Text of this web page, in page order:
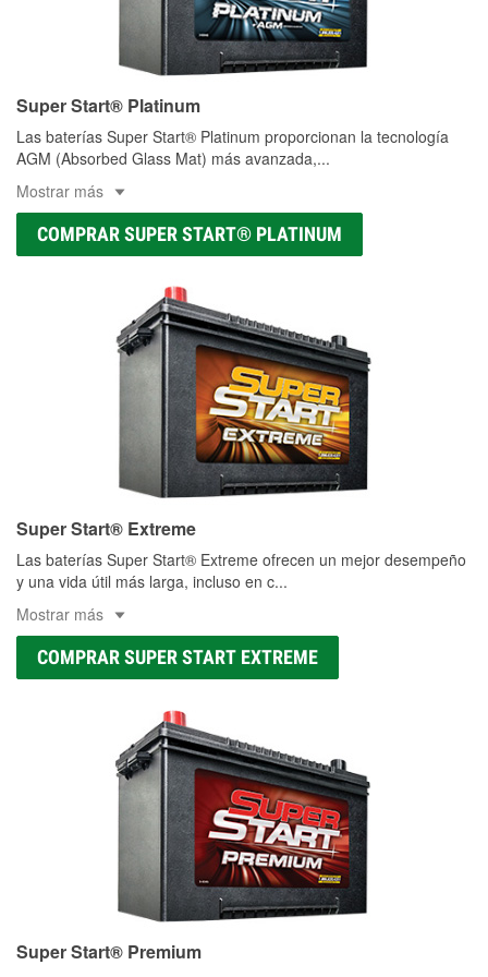
Super Start® Platinum
Las baterías Super Start® Platinum proporcionan la tecnología
AGM (Absorbed Glass Mat) más avanzada,...
Mostrar más
COMPRAR SUPER START® PLATINUM
Super Start® Extreme
Las baterías Super Start® Extreme ofrecen un mejor desempeño
y una vida útil más larga, incluso en c...
Mostrar más
COMPRAR SUPER START EXTREME
Super Start® Premium